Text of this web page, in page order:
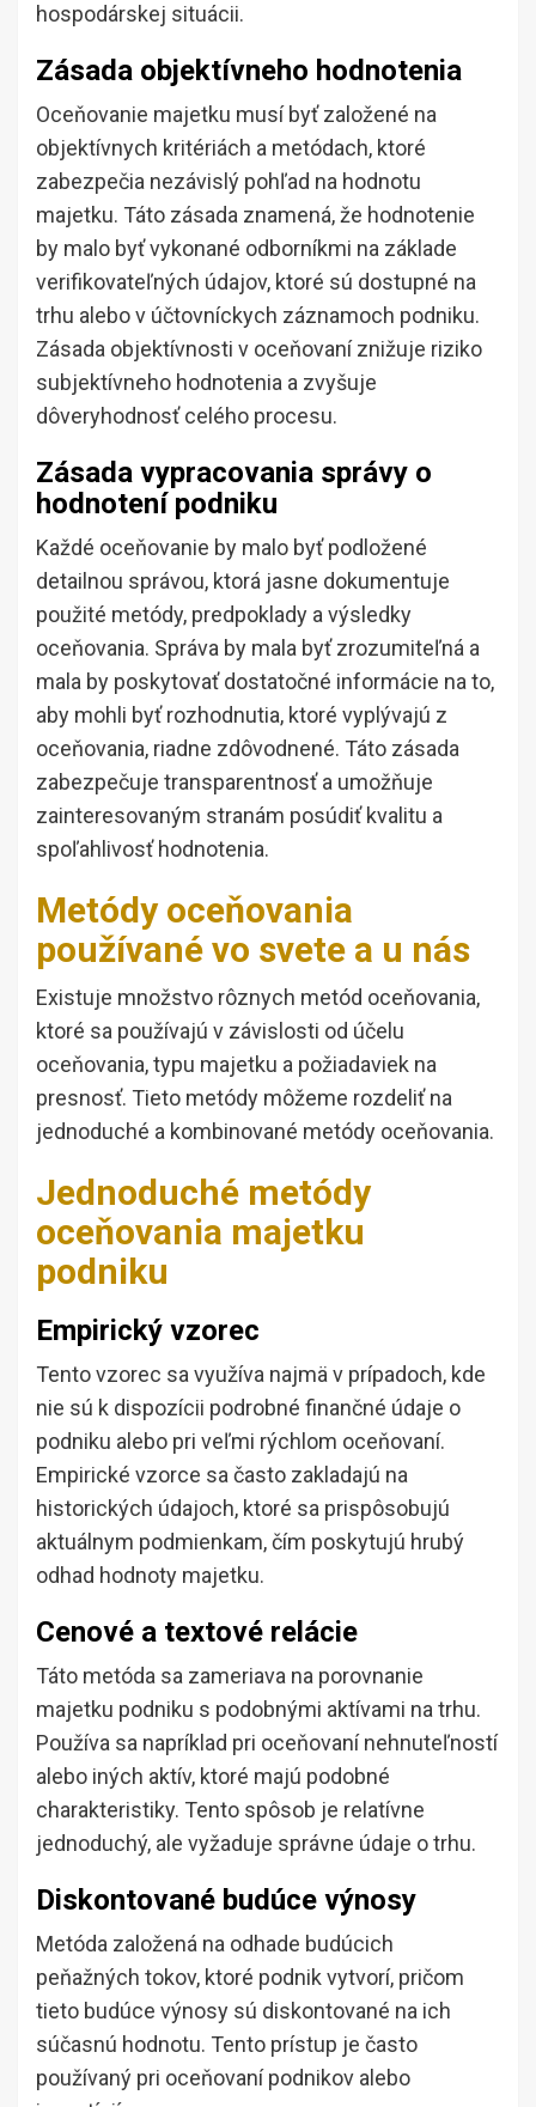
hospodárskej situácii.
Zásada objektívneho hodnotenia
Oceňovanie majetku musí byť založené na
objektívnych kritériách a metódach, ktoré
zabezpečia nezávislý pohľad na hodnotu
majetku. Táto zásada znamená, že hodnotenie
by malo byť vykonané odborníkmi na základe
verifikovateľných údajov, ktoré sú dostupné na
trhu alebo v účtovníckych záznamoch podniku.
Zásada objektívnosti v oceňovaní znižuje riziko
subjektívneho hodnotenia a zvyšuje
dôveryhodnosť celého procesu.
Zásada vypracovania správy o
hodnotení podniku
Každé oceňovanie by malo byť podložené
detailnou správou, ktorá jasne dokumentuje
použité metódy, predpoklady a výsledky
oceňovania. Správa by mala byť zrozumiteľná a
mala by poskytovať dostatočné informácie na to,
aby mohli byť rozhodnutia, ktoré vyplývajú z
oceňovania, riadne zdôvodnené. Táto zásada
zabezpečuje transparentnosť a umožňuje
zainteresovaným stranám posúdiť kvalitu a
spoľahlivosť hodnotenia.
Metódy oceňovania
používané vo svete a u nás
Existuje množstvo rôznych metód oceňovania,
ktoré sa používajú v závislosti od účelu
oceňovania, typu majetku a požiadaviek na
presnosť. Tieto metódy môžeme rozdeliť na
jednoduché a kombinované metódy oceňovania.
Jednoduché metódy
oceňovania majetku
podniku
Empirický vzorec
Tento vzorec sa využíva najmä v prípadoch, kde
nie sú k dispozícii podrobné finančné údaje o
podniku alebo pri veľmi rýchlom oceňovaní.
Empirické vzorce sa často zakladajú na
historických údajoch, ktoré sa prispôsobujú
aktuálnym podmienkam, čím poskytujú hrubý
odhad hodnoty majetku.
Cenové a textové relácie
Táto metóda sa zameriava na porovnanie
majetku podniku s podobnými aktívami na trhu.
Používa sa napríklad pri oceňovaní nehnuteľností
alebo iných aktív, ktoré majú podobné
charakteristiky. Tento spôsob je relatívne
jednoduchý, ale vyžaduje správne údaje o trhu.
Diskontované budúce výnosy
Metóda založená na odhade budúcich
peňažných tokov, ktoré podnik vytvorí, pričom
tieto budúce výnosy sú diskontované na ich
súčasnú hodnotu. Tento prístup je často
používaný pri oceňovaní podnikov alebo